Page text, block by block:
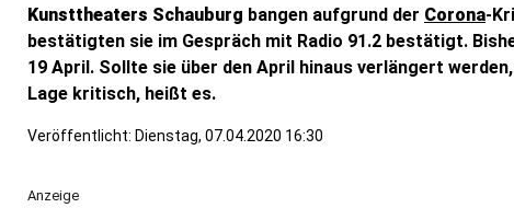
Kunsttheaters Schauburg bangen aufgrund der Corona-
bestätigten sie im Gespräch mit Radio 91.2 bestätigt.
19 April. Sollte sie über den April hinaus verlängert
Lage kritisch, heißt es.
Veröffentlicht: Dienstag, 07.04.2020 16:30
Anzeige